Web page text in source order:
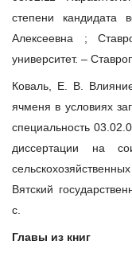
степени кандидата
Алексеевна ;
университет. –
Коваль, Е. В.
ячменя в условиях
специальность
диссертации на
Вятский
с.
Главы из книг